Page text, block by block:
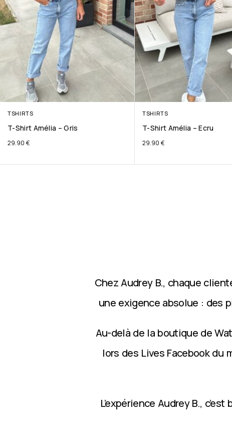
TSHIRTS
T-Shirt Amélia – Gris
29.90 €
TSHIRTS
T-Shirt Amélia – Ecru
29.90 €
Chez Audrey B., chaque
une exigence absolue : des
Au-delà de la boutique de
lors des Lives Facebook du
L’expérience Audrey B.,